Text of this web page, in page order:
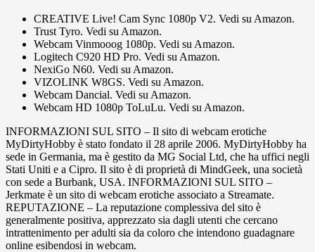
CREATIVE Live! Cam Sync 1080p V2. Vedi su Amazon.
Trust Tyro. Vedi su Amazon.
Webcam Vinmooog 1080p. Vedi su Amazon.
Logitech C920 HD Pro. Vedi su Amazon.
NexiGo N60. Vedi su Amazon.
VIZOLINK W8GS. Vedi su Amazon.
Webcam Dancial. Vedi su Amazon.
Webcam HD 1080p ToLuLu. Vedi su Amazon.
INFORMAZIONI SUL SITO – Il sito di webcam erotiche
MyDirtyHobby è stato fondato il 28 aprile 2006. MyDirtyHobby ha
sede in Germania, ma è gestito da MG Social Ltd, che ha uffici negli
Stati Uniti e a Cipro. Il sito è di proprietà di MindGeek, una società
con sede a Burbank, USA. INFORMAZIONI SUL SITO –
Jerkmate è un sito di webcam erotiche associato a Streamate.
REPUTAZIONE – La reputazione complessiva del sito è
generalmente positiva, apprezzato sia dagli utenti che cercano
intrattenimento per adulti sia da coloro che intendono guadagnare
online esibendosi in webcam.